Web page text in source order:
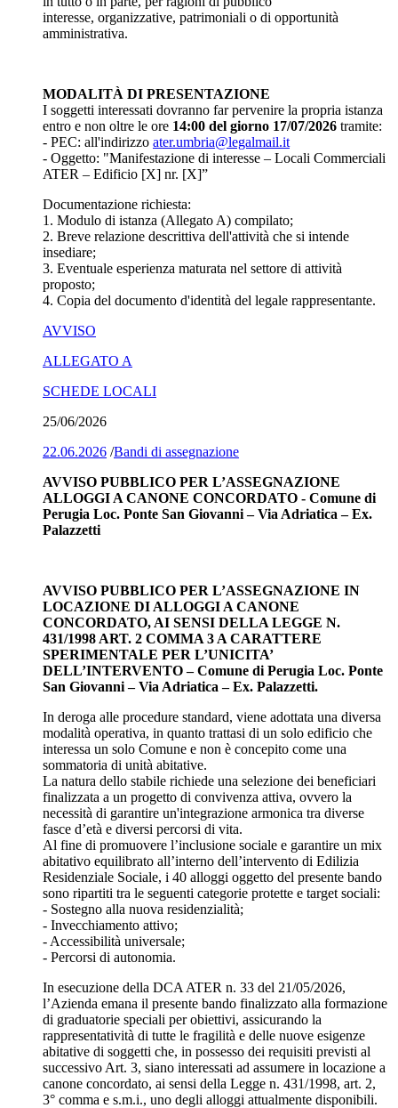
interesse, organizzative, patrimoniali o di opportunità
amministrativa.
MODALITÀ DI PRESENTAZIONE
I soggetti interessati dovranno far pervenire la propria istanza
entro e non oltre le ore 14:00 del giorno 17/07/2026 tramite:
- PEC: all'indirizzo ater.umbria@legalmail.it
- Oggetto: "Manifestazione di interesse – Locali Commerciali
ATER – Edificio [X] nr. [X]”
Documentazione richiesta:
1. Modulo di istanza (Allegato A) compilato;
2. Breve relazione descrittiva dell'attività che si intende
insediare;
3. Eventuale esperienza maturata nel settore di attività
proposto;
4. Copia del documento d'identità del legale rappresentante.
AVVISO
ALLEGATO A
SCHEDE LOCALI
25/06/2026
22.06.2026 /Bandi di assegnazione
AVVISO PUBBLICO PER L’ASSEGNAZIONE
ALLOGGI A CANONE CONCORDATO - Comune di
Perugia Loc. Ponte San Giovanni – Via Adriatica – Ex.
Palazzetti
AVVISO PUBBLICO PER L’ASSEGNAZIONE IN
LOCAZIONE DI ALLOGGI A CANONE
CONCORDATO, AI SENSI DELLA LEGGE N.
431/1998 ART. 2 COMMA 3 A CARATTERE
SPERIMENTALE PER L’UNICITA’
DELL’INTERVENTO – Comune di Perugia Loc. Ponte
San Giovanni – Via Adriatica – Ex. Palazzetti.
In deroga alle procedure standard, viene adottata una diversa
modalità operativa, in quanto trattasi di un solo edificio che
interessa un solo Comune e non è concepito come una
sommatoria di unità abitative.
La natura dello stabile richiede una selezione dei beneficiari
finalizzata a un progetto di convivenza attiva, ovvero la
necessità di garantire un'integrazione armonica tra diverse
fasce d’età e diversi percorsi di vita.
Al fine di promuovere l’inclusione sociale e garantire un mix
abitativo equilibrato all’interno dell’intervento di Edilizia
Residenziale Sociale, i 40 alloggi oggetto del presente bando
sono ripartiti tra le seguenti categorie protette e target sociali:
- Sostegno alla nuova residenzialità;
- Invecchiamento attivo;
- Accessibilità universale;
- Percorsi di autonomia.
In esecuzione della DCA ATER n. 33 del 21/05/2026,
l’Azienda emana il presente bando finalizzato alla formazione
di graduatorie speciali per obiettivi, assicurando la
rappresentatività di tutte le fragilità e delle nuove esigenze
abitative di soggetti che, in possesso dei requisiti previsti al
successivo Art. 3, siano interessati ad assumere in locazione a
canone concordato, ai sensi della Legge n. 431/1998, art. 2,
3° comma e s.m.i., uno degli alloggi attualmente disponibili.